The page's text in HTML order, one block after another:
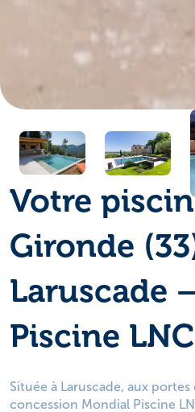
Votre
Gironde
Laruscade
Piscine LNC
Située à Laruscade, aux portes
concession Mondial Piscine